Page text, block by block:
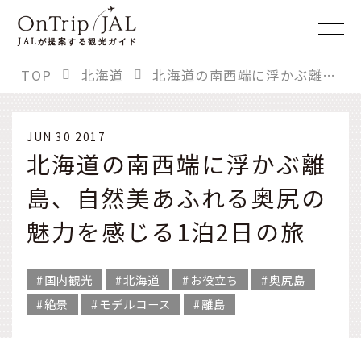
JALが提案する観光ガイド
TOP 北海道 北海道の南西端に浮かぶ離島、自然美あふれる奥尻の魅力を感じる1泊2日の旅
JUN 30 2017
北海道の南西端に浮かぶ離
島、自然美あふれる奥尻の
魅力を感じる1泊2日の旅
国内観光 北海道 お役立ち
奥尻島
絶景
モデルコース 離島